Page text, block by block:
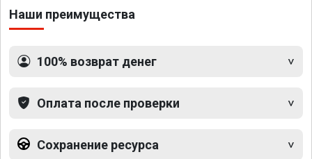
Наши преимущества
100% возврат денег
Оплата после проверки
Сохранение ресурса